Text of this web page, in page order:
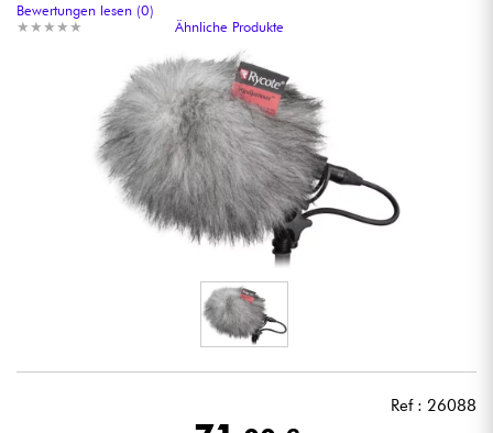
Synths & samplers
Studio
Kopfhörer
★ ★ ★ ★ ★
★ ★ ★ ★ ★
Bewertungen lesen (0)
Ähnliche Produkte
Ref : 26088